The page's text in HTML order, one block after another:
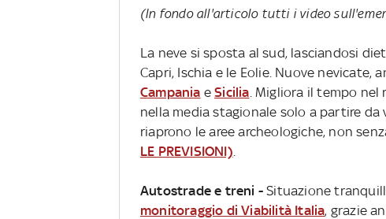
(In fondo all'articolo tutti i video
La neve si sposta al sud, lasciandosi
Capri, Ischia e le Eolie. Nuove nevicate,
Campania eSicilia . Migliora il tempo
nella media stagionale solo a partire da
riaprono le aree archeologiche, non
LE PREVISIONI)
Autostrade e treni -Situazione
monitoraggio di Viabilità Italia, grazie